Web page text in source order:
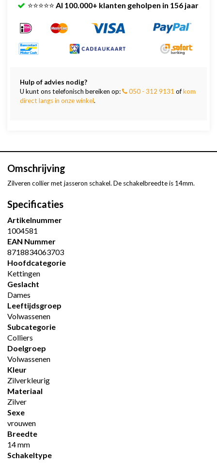
⭐⭐⭐⭐⭐ Al 100.000+ klanten geholpen in 156 jaar
Hulp of advies nodig?
U kunt ons telefonisch bereiken op:
050 - 312 9131 ofkom
direct langs in onze winkel.
Omschrijving
Zilveren collier met jasseron schakel. De schakelbreedte is 14mm.
Specificaties
Artikelnummer
1004581
EAN Nummer
8718834063703
Hoofdcategorie
Kettingen
Geslacht
Dames
Leeftijdsgroep
Volwassenen
Subcategorie
Colliers
Doelgroep
Volwassenen
Kleur
Zilverkleurig
Materiaal
Zilver
Sexe
vrouwen
Breedte
14 mm
Schakeltype